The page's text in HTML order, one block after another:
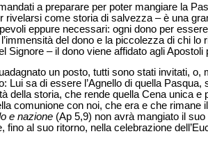
a preparare per poter mangiare la
rivelarsi come storia di salvezza – è una
eppure necessari: ogni dono per
del dono e la piccolezza di chi
Signore – il dono viene affidato agli
un posto, tutti sono stati invitati,
Lui sa di essere l’Agnello di quella
della storia, che rende quella Cena unica e
comunione con noi, che era e che
e nazione (Ap 5,9) non avrà mangiato il
al suo ritorno, nella celebrazione